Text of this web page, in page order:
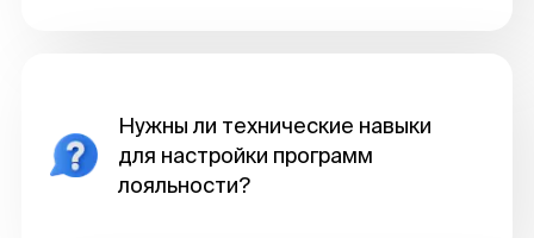
Др. Илья Фридман
Врач-наставник, основатель «Клуба
Эффективных Менеджеров», «Школы
Нужны ли технические навыки
для настройки программ
лояльности?